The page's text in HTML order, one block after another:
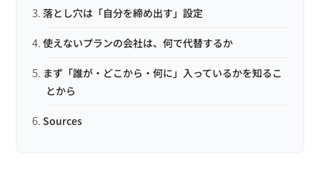
落とし穴は「自分を締め出す」設定
使えないプランの会社は、何で代替するか
まず「誰が・どこから・何に」入っているかを知るこ
とから
Sources